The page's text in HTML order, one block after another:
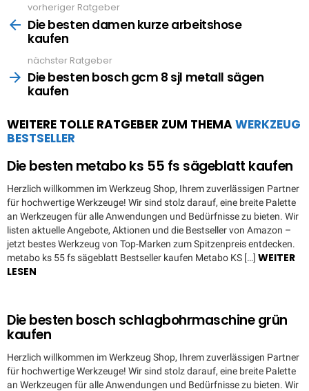
more
vorheriger Ratgeber
Die besten damen kurze arbeitshose
kaufen
nächster Ratgeber
Die besten bosch gcm 8 sjl metall sägen
kaufen
WEITERE TOLLE RATGEBER ZUM THEMAWERKZEUG
BESTSELLER
Die besten metabo ks 55 fs sägeblatt kaufen
Herzlich willkommen im Werkzeug Shop, Ihrem zuverlässigen Partner
für hochwertige Werkzeuge! Wir sind stolz darauf, eine breite Palette
an Werkzeugen für alle Anwendungen und Bedürfnisse zu bieten. Wir
listen aktuelle Angebote, Aktionen und die Bestseller von Amazon –
jetzt bestes Werkzeug von Top-Marken zum Spitzenpreis entdecken.
metabo ks 55 fs sägeblatt Bestseller kaufen Metabo KS […] WEITER
LESEN
Die besten bosch schlagbohrmaschine grün
kaufen
Herzlich willkommen im Werkzeug Shop, Ihrem zuverlässigen Partner
für hochwertige Werkzeuge! Wir sind stolz darauf, eine breite Palette
an Werkzeugen für alle Anwendungen und Bedürfnisse zu bieten. Wir